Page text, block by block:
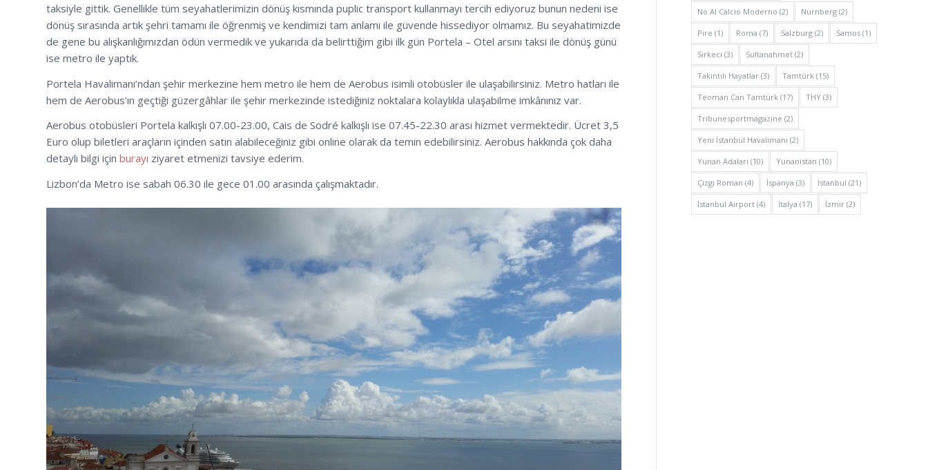
taksiyle gittik. Genellikle tüm seyahatlerimizin dönüş kısmında puplic transport kullanmayı tercih ediyoruz bunun nedeni ise
dönüş sırasında artık şehri tamamı ile öğrenmiş ve kendimizi tam anlamı ile güvende hissediyor olmamız. Bu seyahatimizde
de gene bu alışkanlığımızdan ödün vermedik ve yukarıda da belirttiğim gibi ilk gün Portela – Otel arsını taksi ile dönüş günü
ise metro ile yaptık.
Portela Havalimanı’ndan şehir merkezine hem metro ile hem de Aerobus isimli otobüsler ile ulaşabilirsiniz. Metro hatları ile
hem de Aerobus’ın geçtiği güzergâhlar ile şehir merkezinde istediğiniz noktalara kolaylıkla ulaşabilme imkânınız var.
Aerobus otobüsleri Portela kalkışlı 07.00-23.00, Cais de Sodré kalkışlı ise 07.45-22.30 arası hizmet vermektedir. Ücret 3,5
Euro olup biletleri araçların içinden satın alabileceğiniz gibi online olarak da temin edebilirsiniz. Aerobus hakkında çok daha
detaylı bilgi için burayı ziyaret etmenizi tavsiye ederim.
Lizbon’da Metro ise sabah 06.30 ile gece 01.00 arasında çalışmaktadır.
No Al Calcio Moderno (2) Nürnberg (2)
Pire (1) Roma (7) Salzburg (2) Samos (1)
Sirkeci (3) Sultanahmet (2)
Takıntılı Hayatlar (3) Tamtürk (15)
Teoman Can Tamtürk (17) THY (3)
Tribunesportmagazine (2)
Yeni İstanbul Havalimanı (2)
Yunan Adaları (10) Yunanistan (10)
Çizgi Roman (4) İspanya (3) İstanbul (21)
İstanbul Airport (4) İtalya (17) İzmir (2)